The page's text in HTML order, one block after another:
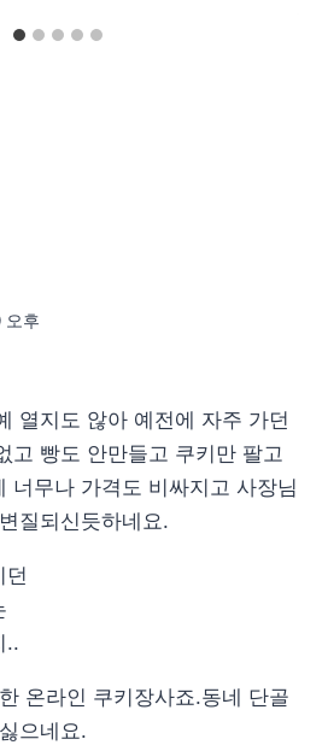
오후
열지도 않아 예전에 자주 가던
고 빵도 안만들고 쿠키만 팔고
너무나 가격도 비싸지고 사장님
질되신듯하네요.
던
..
온라인 쿠키장사죠.동네 단골
으네요.